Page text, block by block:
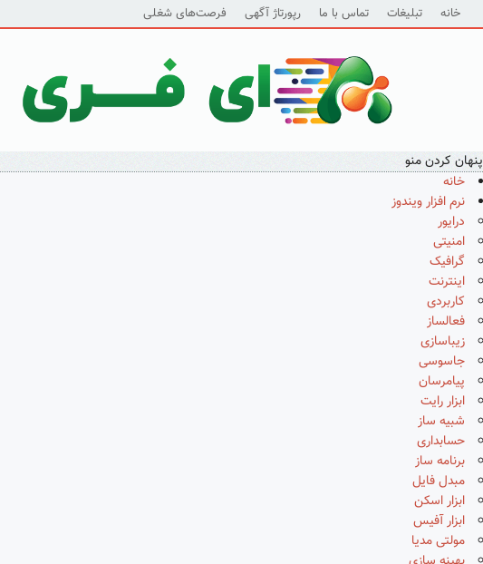
خانه تبلیغات تماس با ما رپورتاژ آگهی فرصت‌های شغلی
پنهان کردن منو
خانه
نرم افزار ویندوز
درایور
امنیتی
گرافیک
اینترنت
کاربردی
فعالساز
زیباسازی
جاسوسی
پیامرسان
ابزار رایت
شبیه ساز
حسابداری
برنامه ساز
مبدل فایل
ابزار اسکن
ابزار آفیس
مولتی مدیا